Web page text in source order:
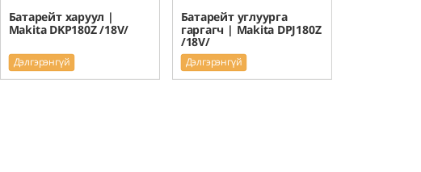
Батарейт харуул |
Makita DKP180Z /18V/
Дэлгэрэнгүй
Батарейт углуурга
гаргагч | Makita DPJ180Z
/18V/
Дэлгэрэнгүй